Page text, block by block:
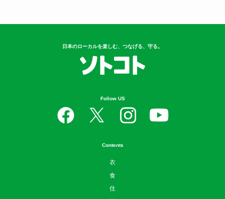
日本のローカルを楽しむ、つなげる、守る。
Follow US
Contents
衣
食
住